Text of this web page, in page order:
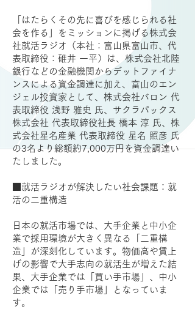
「はたらくその先に喜びを感じられる社
会を作る」をミッションに掲げる株式会
社就活ラジオ（本社：富山県富山市、代
表取締役：碓井 一平）は、株式会社北陸
銀行などの金融機関からデットファイナ
ンスによる資金調達に加え、富山のエン
ジェル投資家として、株式会社バロン 代
表取締役 浅野 雅史 氏、サクラパックス
株式会社 代表取締役社長 橋本 淳 氏、株
式会社星名産業 代表取締役 星名 照彦 氏
の3名より総額約7,000万円を資金調達い
たしました。
■就活ラジオが解決したい社会課題：就
活の二重構造
日本の就活市場では、大手企業と中小企
業で採用環境が大きく異なる「二重構
造」が深刻化しています。物価高や賃上
げの影響で大手志向の就活生が増えた結
果、大手企業では「買い手市場」、中小
企業では「売り手市場」となっていま
す。